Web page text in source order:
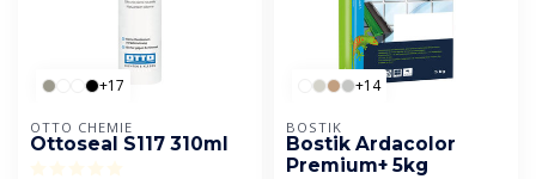
+17
OTTO CHEMIE
Ottoseal S117 310ml
+14
BOSTIK
Bostik Ardacolor
Premium+ 5kg